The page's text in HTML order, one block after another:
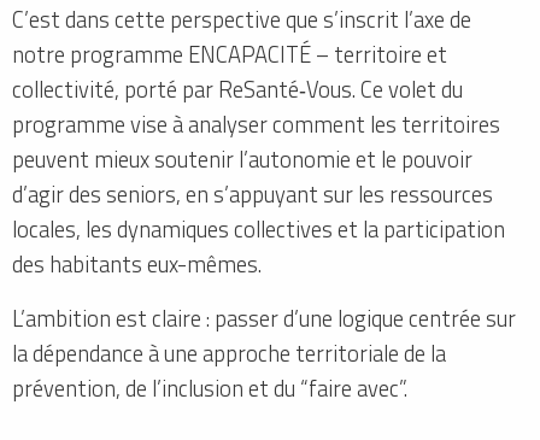
C’est dans cette perspective que s’inscrit l’axe de
notre programme ENCAPACITÉ – territoire et
collectivité, porté par ReSanté‑Vous. Ce volet du
programme vise à analyser comment les territoires
peuvent mieux soutenir l’autonomie et le pouvoir
d’agir des seniors, en s’appuyant sur les ressources
locales, les dynamiques collectives et la participation
des habitants eux-mêmes.
L’ambition est claire : passer d’une logique centrée sur
la dépendance à une approche territoriale de la
prévention, de l’inclusion et du “faire avec”.